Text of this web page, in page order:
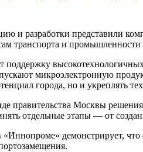
разработки представили
транспорта и
поддержку
микроэлектронную
города, но и укреплять
правительства Москвы
отдельные этапы — от
«Иннопроме» демонстрирует,